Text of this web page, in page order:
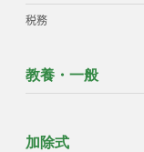
税務
教養・一般
加除式